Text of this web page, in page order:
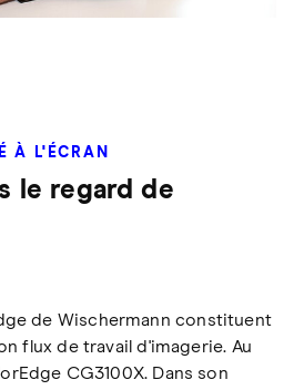
À L'ÉCRAN
le regard de
de Wischermann constituent
flux de travail d'imagerie. Au
CG3100X. Dans son